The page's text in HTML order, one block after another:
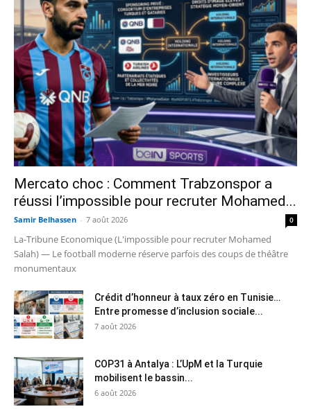
Mercato choc : Comment Trabzonspor a
réussi l’impossible pour recruter Mohamed...
Samir Belhassen - 7 août 2026 0
La-Tribune Economique (L'impossible pour recruter Mohamed
Salah) — Le football moderne réserve parfois des coups de théâtre
monumentaux
Crédit d’honneur à taux zéro en Tunisie…
Entre promesse d’inclusion sociale...
7 août 2026
COP31 à Antalya : L’UpM et la Turquie
mobilisent le bassin...
6 août 2026